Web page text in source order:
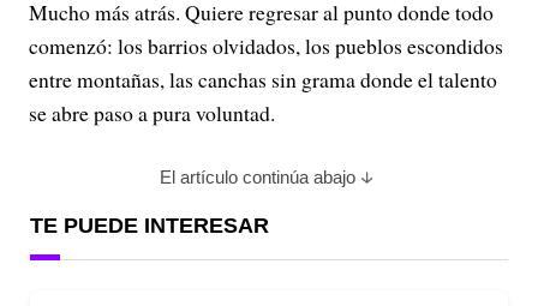
Mucho más atrás. Quiere regresar al punto donde todo
comenzó: los barrios olvidados, los pueblos escondidos
entre montañas, las canchas sin grama donde el talento
se abre paso a pura voluntad.
El artículo continúa abajo
TE PUEDE INTERESAR